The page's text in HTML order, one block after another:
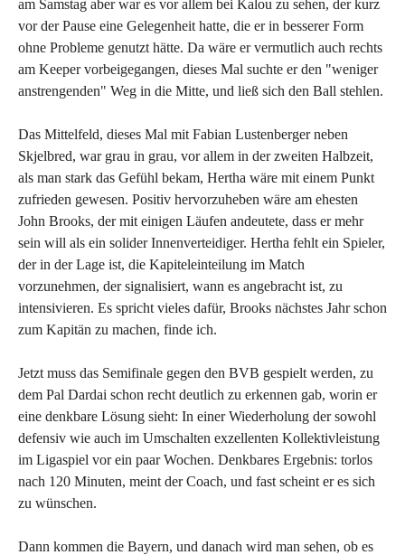
am Samstag aber war es vor allem bei Kalou zu sehen, der kurz
vor der Pause eine Gelegenheit hatte, die er in besserer Form
ohne Probleme genutzt hätte. Da wäre er vermutlich auch rechts
am Keeper vorbeigegangen, dieses Mal suchte er den "weniger
anstrengenden" Weg in die Mitte, und ließ sich den Ball stehlen.
Das Mittelfeld, dieses Mal mit Fabian Lustenberger neben
Skjelbred, war grau in grau, vor allem in der zweiten Halbzeit,
als man stark das Gefühl bekam, Hertha wäre mit einem Punkt
zufrieden gewesen. Positiv hervorzuheben wäre am ehesten
John Brooks, der mit einigen Läufen andeutete, dass er mehr
sein will als ein solider Innenverteidiger. Hertha fehlt ein Spieler,
der in der Lage ist, die Kapiteleinteilung im Match
vorzunehmen, der signalisiert, wann es angebracht ist, zu
intensivieren. Es spricht vieles dafür, Brooks nächstes Jahr schon
zum Kapitän zu machen, finde ich.
Jetzt muss das Semifinale gegen den BVB gespielt werden, zu
dem Pal Dardai schon recht deutlich zu erkennen gab, worin er
eine denkbare Lösung sieht: In einer Wiederholung der sowohl
defensiv wie auch im Umschalten exzellenten Kollektivleistung
im Ligaspiel vor ein paar Wochen. Denkbares Ergebnis: torlos
nach 120 Minuten, meint der Coach, und fast scheint er es sich
zu wünschen.
Dann kommen die Bayern, und danach wird man sehen, ob es